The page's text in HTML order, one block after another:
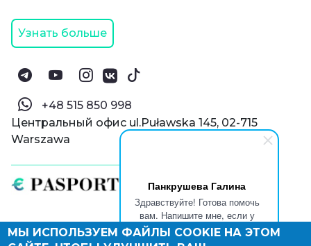
Панкрушева Галина
Здравствуйте! Готова помочь
вам. Напишите мне, если у
вас появятся вопросы.
© Паспорт Онлайн 2019—2026
Узнать больше
‪+48 515 850 998‬
Центральный офис ul.Puławska 145, 02-715
Warszawa
МЫ ИСПОЛЬЗУЕМ ФАЙЛЫ COOKIE НА ЭТОМ